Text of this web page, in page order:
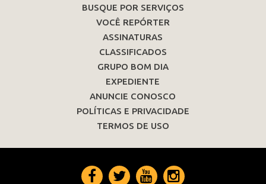
BUSQUE POR SERVIÇOS
VOCÊ REPÓRTER
ASSINATURAS
CLASSIFICADOS
GRUPO BOM DIA
EXPEDIENTE
ANUNCIE CONOSCO
POLÍTICAS E PRIVACIDADE
TERMOS DE USO